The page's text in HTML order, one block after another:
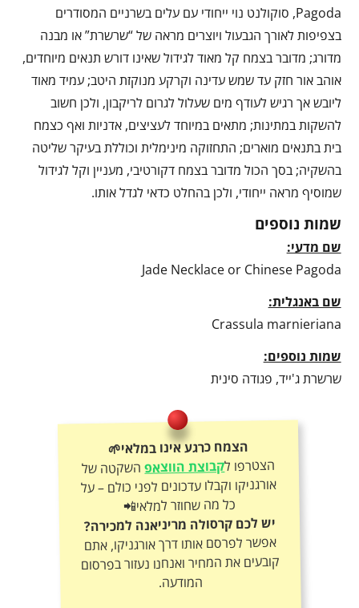
Pagoda, סוקולנט נוי ייחודי עם עלים בשרניים המסודרים
בצפיפות לאורך הגבעול ויוצרים מראה של “שרשרת” או מבנה
מדורג; מדובר בצמח קל מאוד לגידול שאינו דורש תנאים מיוחדים,
אוהב אור חזק עד שמש עדינה וקרקע מנוקזת היטב; עמיד מאוד
ליובש אך רגיש לעודף מים שעלול לגרום לריקבון, ולכן חשוב
להשקות במתינות; מתאים במיוחד לעציצים, אדניות ואף כצמח
בית בתנאים מוארים; התחזוקה מינימלית וכוללת בעיקר שליטה
בהשקיה; בסך הכול מדובר בצמח דקורטיבי, מעניין וקל לגידול
שמוסיף מראה ייחודי, ולכן בהחלט כדאי לגדל אותו.
שמות נוספים
שם מדעי:
Jade Necklace or Chinese Pagoda
שם באנגלית:
Crassula marnieriana
שמות נוספים:
שרשרת ג'ייד, פגודה סינית
הצמח כרגע אינו במלאי🌱
הצטרפו לקבוצת הווצאפהשקטה של
אורגניקו וקבלו עדכונים לפני כולם – על
כל מה שחוזר למלאי📲
יש לכם קרסולה מריניאנה למכירה?
אפשר לפרסם אותו דרך אורגניקו, אתם
קובעים את המחיר ואנחנו נעזור בפרסום
המודעה.